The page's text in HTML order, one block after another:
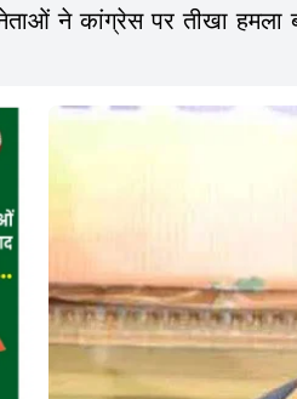
ने कांग्रेस पर तीखा हमला